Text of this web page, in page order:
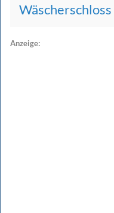
Wäscherschloss
Anzeige: